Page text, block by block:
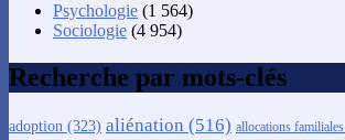
Psychologie (1 564)
Sociologie (4 954)
Recherche par mots-clés
adoption (323) aliénation (516) allocations familiales